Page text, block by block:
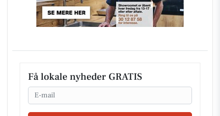
Få lokale nyheder GRATIS
Email